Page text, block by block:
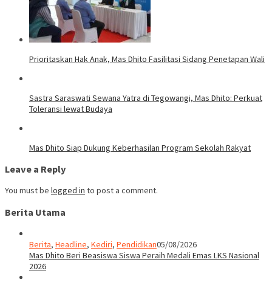
Prioritaskan Hak Anak, Mas Dhito Fasilitasi Sidang Penetapan Wali
Sastra Saraswati Sewana Yatra di Tegowangi, Mas Dhito: Perkuat
Toleransi lewat Budaya
Mas Dhito Siap Dukung Keberhasilan Program Sekolah Rakyat
Leave a Reply
You must be logged in to post a comment.
Berita Utama
Berita, Headline, Kediri, Pendidikan05/08/2026
Mas Dhito Beri Beasiswa Siswa Peraih Medali Emas LKS Nasional
2026